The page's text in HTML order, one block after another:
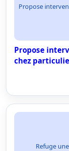
Propose
Propose
chez
Refuge